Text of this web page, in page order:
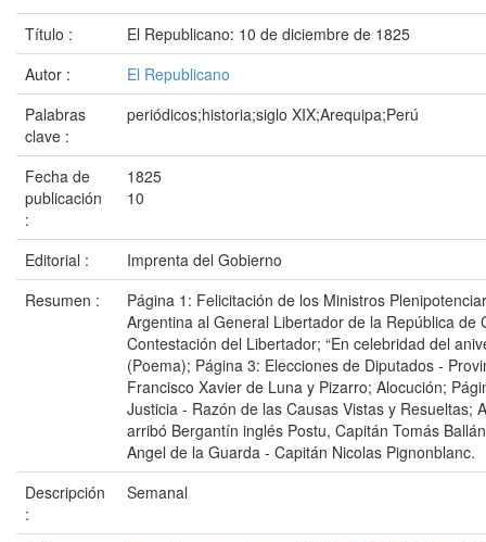
Título :
El Republicano: 10 de diciembre de 1825
Autor :
El Republicano
Palabras
clave :
periódicos;historia;siglo XIX;Arequipa;Perú
Fecha de
publicación
:
1825
10
Editorial :
Imprenta del Gobierno
Resumen :
Página 1: Felicitación de los Ministros
Argentina al General Libertador de la República de
Contestación del Libertador; “En celebridad del
(Poema); Página 3: Elecciones de Diputados -
Francisco Xavier de Luna y Pizarro; Alocución;
Justicia - Razón de las Causas Vistas y Resueltas;
arribó Bergantín inglés Postu, Capitán Tomás
Angel de la Guarda - Capitán Nicolas Pignonblanc.
Descripción
:
Semanal